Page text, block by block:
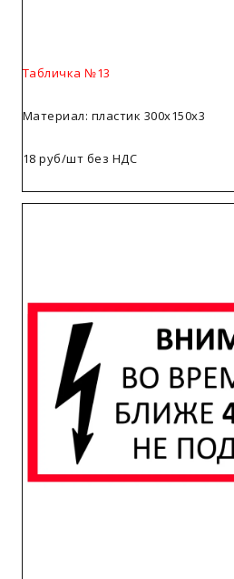
Табличка №13
Материал: пластик 300х150х3
18 руб/шт без НДС